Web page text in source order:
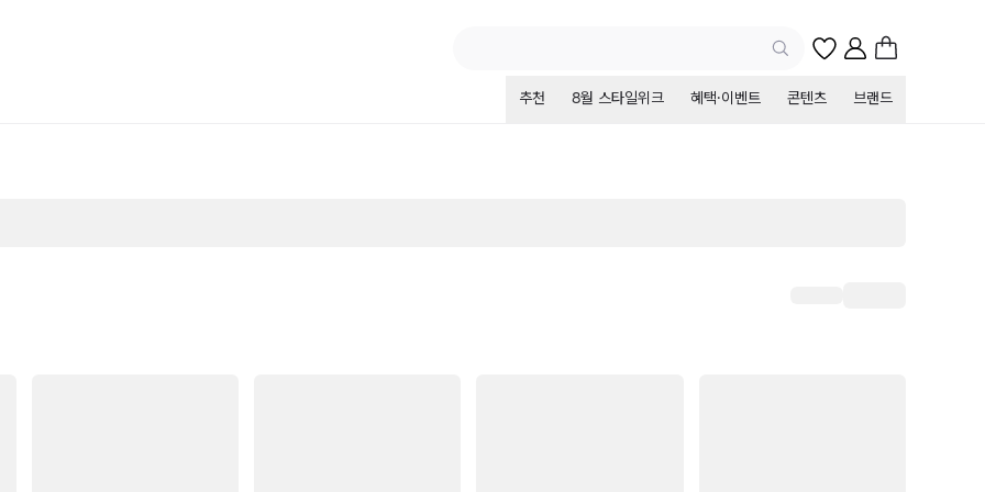
추천 8월 스타일위크 혜택·이벤트 콘텐츠 브랜드